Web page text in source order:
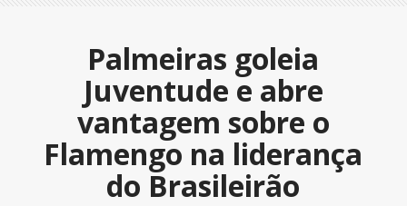
Palmeiras goleia
Juventude e abre
vantagem sobre o
Flamengo na liderança
do Brasileirão